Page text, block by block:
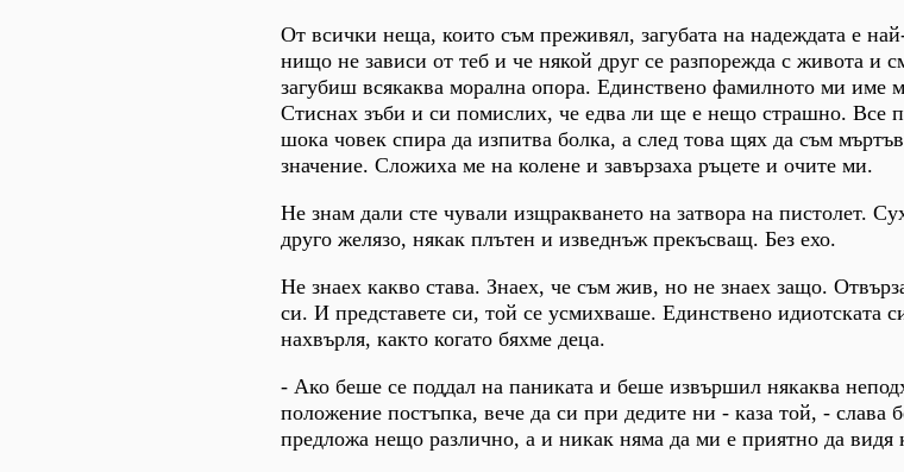
От всички неща, които съм преживял, загубата на надеждата е
нищо не зависи от теб и че някой друг се разпорежда с живота и
загубиш всякаква морална опора. Единствено фамилното ми име
Стиснах зъби и си помислих, че едва ли ще е нещо страшно. Все
шока човек спира да изпитва болка, а след това щях да съм
значение. Сложиха ме на колене и завързаха ръцете и очите ми.
Не знам дали сте чували изщракването на затвора на пистолет.
друго желязо, някак плътен и изведнъж прекъсващ. Без ехо.
Не знаех какво става. Знаех, че съм жив, но не знаех защо.
си. И представете си, той се усмихваше. Единствено идиотската
нахвърля, както когато бяхме деца.
- Ако беше се поддал на паниката и беше извършил някаква
положение постъпка, вече да си при дедите ни - каза той, - слава
предложа нещо различно, а и никак няма да ми е приятно да видя